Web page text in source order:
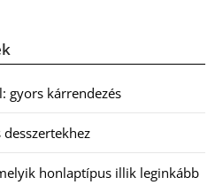
gyors kárrendezés
honlaptípus illik leginkább